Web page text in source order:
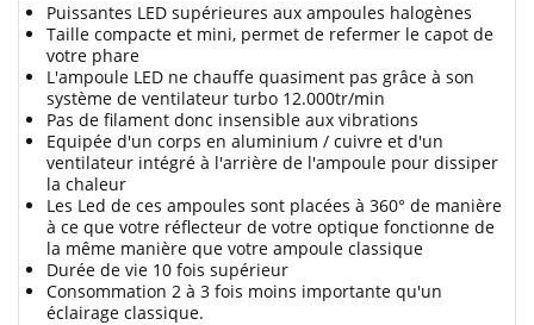
Puissantes LED supérieures aux ampoules halogènes
Taille compacte et mini, permet de refermer le capot de
votre phare
L'ampoule LED ne chauffe quasiment pas grâce à son
système de ventilateur turbo 12.000tr/min
Pas de filament donc insensible aux vibrations
Equipée d'un corps en aluminium / cuivre et d'un
ventilateur intégré à l'arrière de l'ampoule pour dissiper
la chaleur
Les Led de ces ampoules sont placées à 360° de manière
à ce que votre réflecteur de votre optique fonctionne de
la même manière que votre ampoule classique
Durée de vie 10 fois supérieur
Consommation 2 à 3 fois moins importante qu'un
éclairage classique.